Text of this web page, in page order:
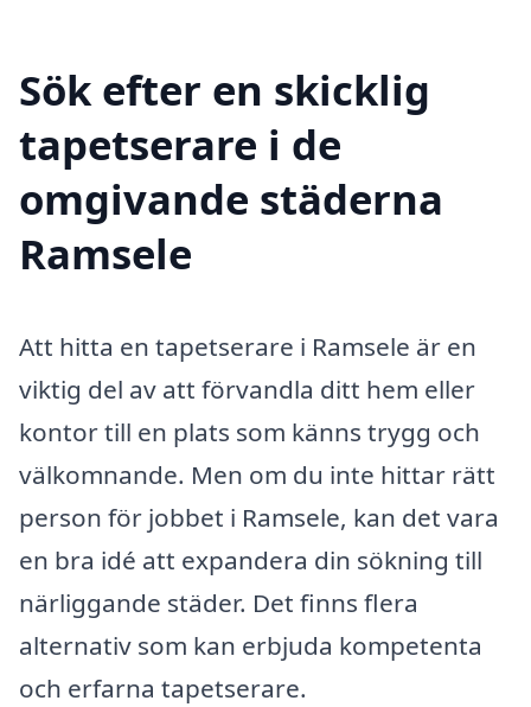
Sök efter en skicklig
tapetserare i de
omgivande städerna
Ramsele
Att hitta en tapetserare i Ramsele är en
viktig del av att förvandla ditt hem eller
kontor till en plats som känns trygg och
välkomnande. Men om du inte hittar rätt
person för jobbet i Ramsele, kan det vara
en bra idé att expandera din sökning till
närliggande städer. Det finns flera
alternativ som kan erbjuda kompetenta
och erfarna tapetserare.